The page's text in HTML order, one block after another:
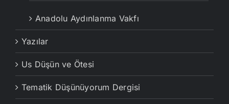
Anadolu Aydınlanma Vakfı
Yazılar
Us Düşün ve Ötesi
Tematik Düşünüyorum Dergisi